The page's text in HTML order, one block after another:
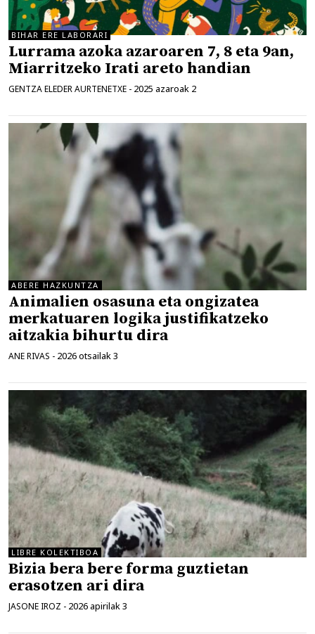
BIHAR ERE LABORARI
Lurrama azoka azaroaren 7, 8 eta 9an,
Miarritzeko Irati areto handian
GENTZA ELEDER AURTENETXE - 2025 azaroak 2
ABERE HAZKUNTZA
Animalien osasuna eta ongizatea
merkatuaren logika justifikatzeko
aitzakia bihurtu dira
ANE RIVAS - 2026 otsailak 3
LIBRE KOLEKTIBOA
Bizia bera bere forma guztietan
erasotzen ari dira
JASONE IROZ - 2026 apirilak 3